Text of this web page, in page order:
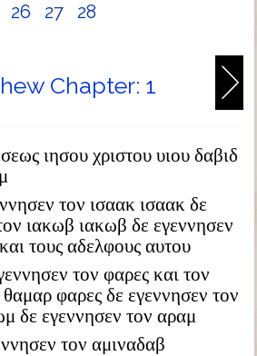
26
27 28
Chapter: 1
ιησου χριστου υιου δαβιδ
τον ισαακ ισαακ δε
ιακωβ ιακωβ δε εγεννησεν
τους αδελφους αυτου
τον φαρες και τον
φαρες δε εγεννησεν τον
δε εγεννησεν τον αραμ
τον αμιναδαβ